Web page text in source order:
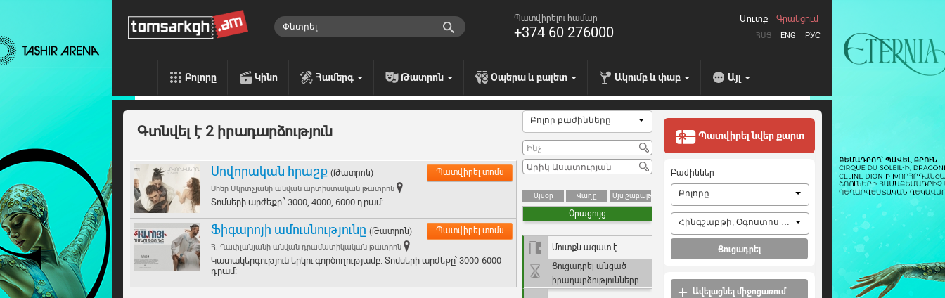
Պատվիրելու համար
+374 60 276000 ՀԱՅ ENG РУС
Մուտք Գրանցում
Բոլորը Կինո Համերգ Թատրոն Օպերա և բալետ Ակումբ և փաբ Այլ
Գտնվել է 2 իրադարձություն
Պատվիրել տոմս
Սովորական հրաշք (Թատրոն)
Մհեր Մկրտչյանի անվան արտիստական թատրոն
Տոմսերի արժեքը ՝ 3000, 4000, 6000 դրամ:
Պատվիրել տոմս
Ֆիգարոյի ամուսնությունը (Թատրոն)
Հ. Ղափլանյանի անվան դրամատիկական թատրոն
Կատակերգություն երկու գործողությամբ։ Տոմսերի արժեքը՝ 3000-6000
դրամ:
Բոլոր բաժինները
Այսօր Վաղը Այս շաբաթ
Օրացույց
Մուտքն ազատ է
Ցուցադրել անցած
իրադարձությունները
Պատվիրել նվեր քարտ
Բաժիններ
Բոլորը
Հինգշաբթի, Օգոստոս 6, 2026
Ցուցադրել
Ավելացնել միջոցառում